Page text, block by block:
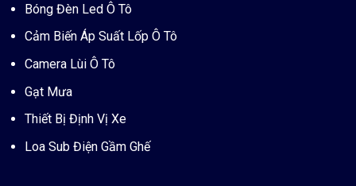
Bóng Đèn Led Ô Tô
Cảm Biến Áp Suất Lốp Ô Tô
Camera Lùi Ô Tô
Gạt Mưa
Thiết Bị Định Vị Xe
Loa Sub Điện Gầm Ghế